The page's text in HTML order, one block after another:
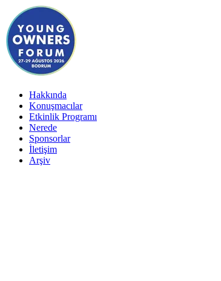
Hakkında
Konuşmacılar
Etkinlik Programı
Nerede
Sponsorlar
İletişim
Arşiv